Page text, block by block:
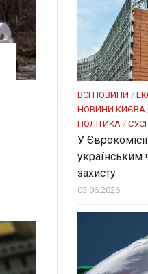
ВСІ НОВИНИ /
НОВИНИ КИЄВА
ПОЛІТИКА /
У
українським
захисту
03.06.2026